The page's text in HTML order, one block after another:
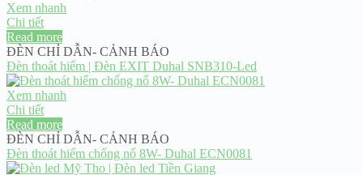
Xem nhanh
Chi tiết
Read more
ĐÈN CHỈ DẪN- CẢNH BÁO
Đèn thoát hiểm | Đèn EXIT Duhal SNB310-Led
Xem nhanh
Chi tiết
Read more
ĐÈN CHỈ DẪN- CẢNH BÁO
Đèn thoát hiểm chống nổ 8W- Duhal ECN0081